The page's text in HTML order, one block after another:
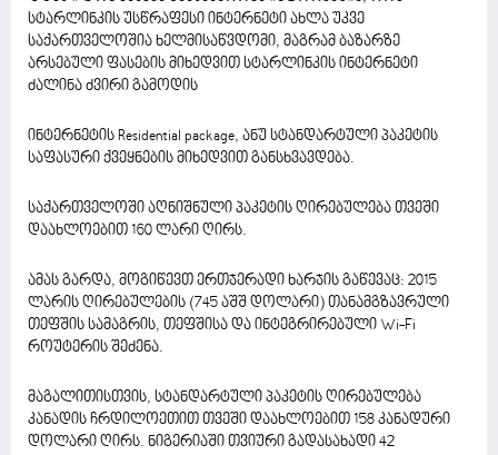
სტარლინკის უსწრაფესი ინტერნეტი ახლა უკვე
საქართველოშია ხელმისაწვდომი, მაგრამ ბაზარზე
არსებული ფასების მიხედვით სტარლინკის ინტერნეტი
ძალინა ძვირი გამოდის
ინტერნეტის Residential package, ანუ სტანდარტული პაკეტის
საფასური ქვეყნების მიხედვით განსხვავდება.
საქართველოში აღნიშნული პაკეტის ღირებულება თვეში
დაახლოებით 160 ლარი ღირს.
ამას გარდა, მოგიწევთ ერთჯერადი ხარჯის გაწევაც: 2015
ლარის ღირებულების (745 აშშ დოლარი) თანამგზავრული
თეფშის სამაგრის, თეფშისა და ინტეგრირებული Wi-Fi
როუტერის შეძენა.
მაგალითისთვის, სტანდარტული პაკეტის ღირებულება
კანადის ჩრდილოეთით თვეში დაახლოებით 158 კანადური
დოლარი ღირს. ნიგერიაში თვიური გადასახადი 42